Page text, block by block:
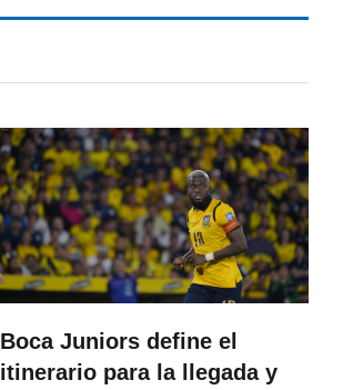
Boca Juniors define el
itinerario para la llegada y